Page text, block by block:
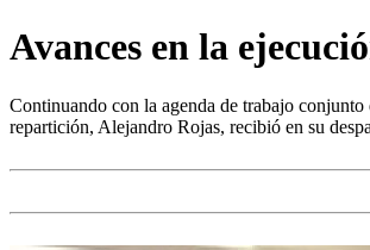
Avances en la
Continuando con la agenda de trabajo
repartición, Alejandro Rojas, recibió en su